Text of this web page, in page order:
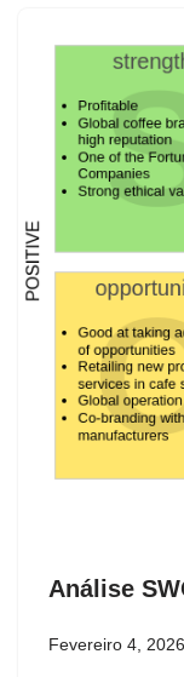
Análise
Fevereiro 4, 2026